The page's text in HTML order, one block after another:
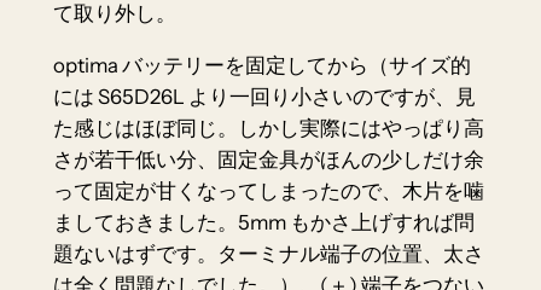
て取り外し。
optima バッテリーを固定してから（サイズ的
には S65D26L より一回り小さいのですが、見
た感じはほぼ同じ。しかし実際にはやっぱり高
さが若干低い分、固定金具がほんの少しだけ余
って固定が甘くなってしまったので、木片を噛
ましておきました。5mm もかさ上げすれば問
題ないはずです。ターミナル端子の位置、太さ